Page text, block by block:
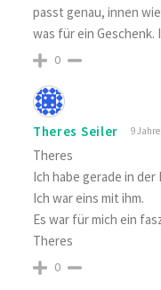
passt genau, innen
was für ein Geschenk.
0
Theres Seiler 9
Theres
Ich habe gerade in
Ich war eins mit ihm.
Es war für mich ein
Theres
0